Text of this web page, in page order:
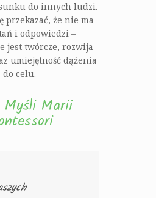
do innych ludzi.
przekazać, że nie ma
i odpowiedzi –
jest twórcze, rozwija
umiejętność dążenia
do celu.
Myśli Marii